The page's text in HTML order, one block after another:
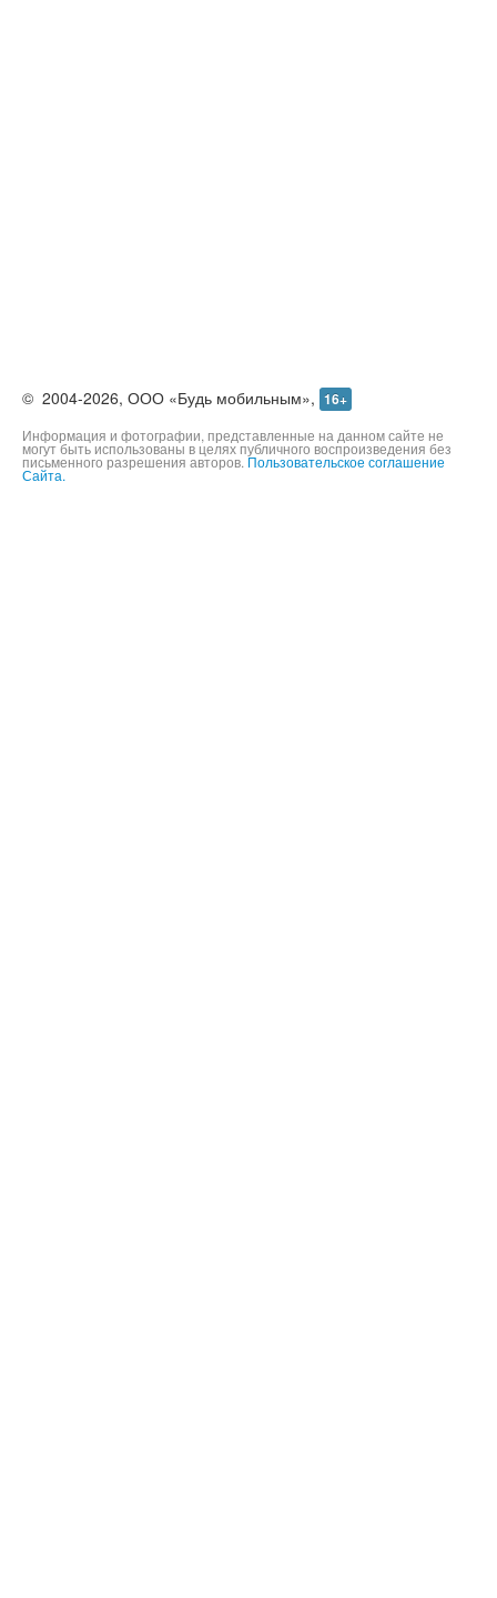
©2004-2026,ООО «Будь мобильным», 16+
Информация и фотографии, представленные на данном сайте не
могут быть использованы в целях публичного воспроизведения без